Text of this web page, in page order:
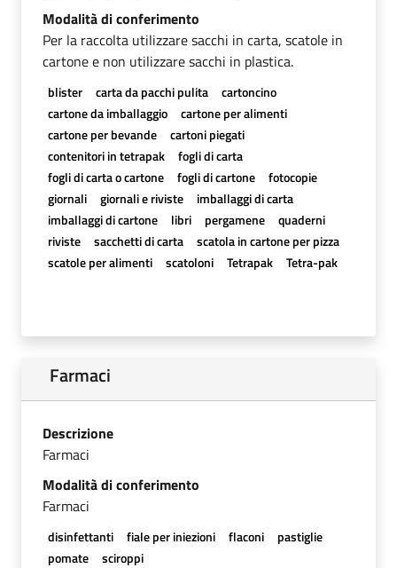
Modalità di conferimento
Per la raccolta utilizzare sacchi in carta, scatole in
cartone e non utilizzare sacchi in plastica.
blister carta da pacchi pulita
cartoncino
cartone da imballaggio
cartone per alimenti
cartone per bevande
cartoni piegati
contenitori in tetrapak
fogli di carta
fogli di carta o cartone
fogli di cartone
fotocopie
giornali
giornali e riviste
imballaggi di carta
imballaggi di cartone
libri pergamene
quaderni
riviste
sacchetti di carta
scatola in cartone per pizza
scatole per alimenti
scatoloni Tetrapak Tetra-pak
Farmaci
Descrizione
Farmaci
Modalità di conferimento
Farmaci
disinfettanti fiale per iniezioni flaconi
pastiglie
pomate
sciroppi